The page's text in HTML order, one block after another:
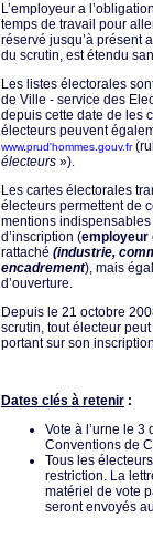
L’employeur a
temps de travail pour
réservé jusqu’à présent
du scrutin, est étendu
Les listes électorales
de Ville - service des
depuis cette date de les
électeurs peuvent
www.prud'hommes.gouv.fr
électeurs »).
Les cartes électorales
électeurs permettent de
mentions
d’inscription (employeur
rattaché (industrie,
encadrement), mais
d’ouverture.
Depuis le 21 octobre
scrutin, tout électeur
portant sur son
Dates clés à retenir :
Vote à l’urne le
Conventions de
Tous les
restriction. La
matériel de vote
seront envoyés